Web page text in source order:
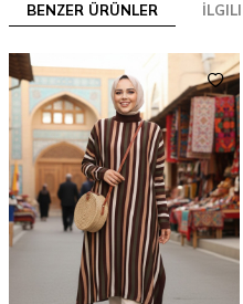
BENZER ÜRÜNLER